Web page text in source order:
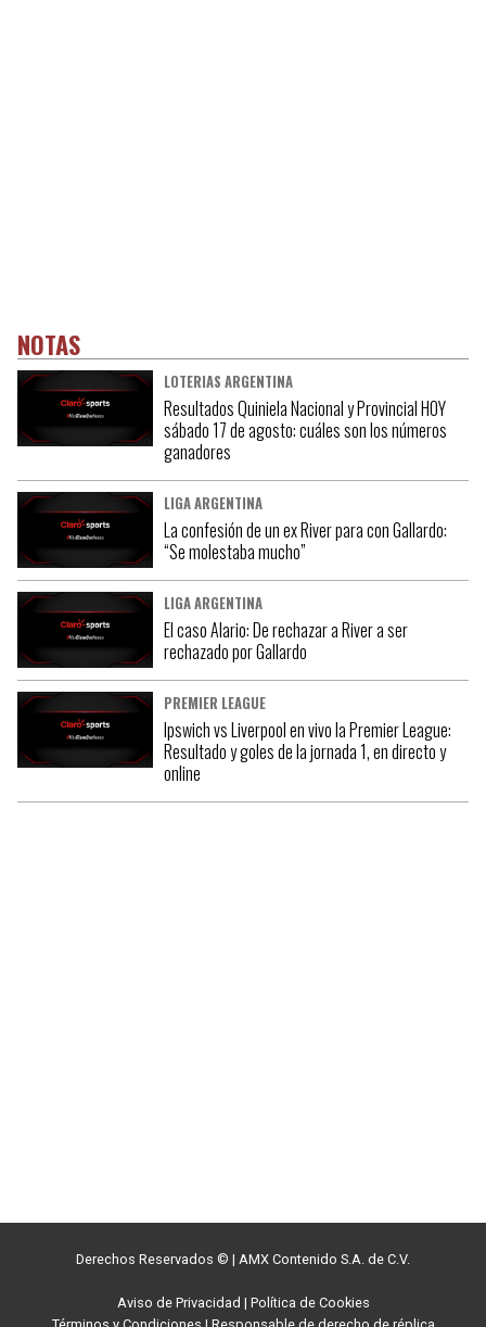
NOTAS
LOTERIAS ARGENTINA
Resultados Quiniela Nacional y Provincial HOY
sábado 17 de agosto: cuáles son los números
ganadores
LIGA ARGENTINA
La confesión de un ex River para con Gallardo:
“Se molestaba mucho”
LIGA ARGENTINA
El caso Alario: De rechazar a River a ser
rechazado por Gallardo
PREMIER LEAGUE
Ipswich vs Liverpool en vivo la Premier League:
Resultado y goles de la jornada 1, en directo y
online
Derechos Reservados © | AMX Contenido S.A. de C.V.
Aviso de Privacidad | Política de Cookies